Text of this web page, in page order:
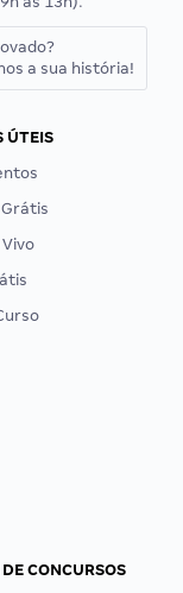
a sua história!
ÚTEIS
CONCURSOS